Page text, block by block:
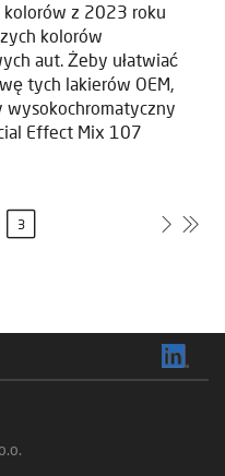
kolorów z 2023 roku
kolorów
aut. Żeby ułatwiać
tych lakierów OEM,
Effect Mix 107
3